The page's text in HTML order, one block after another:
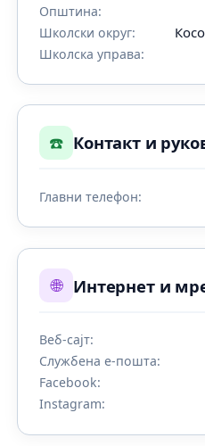
Општина:
Школски округ:
Школска управа:
☎️ Контакт и
Главни телефон:
🌐 Интернет и
Веб-сајт:
Службена е-пошта:
Facebook:
Instagram: